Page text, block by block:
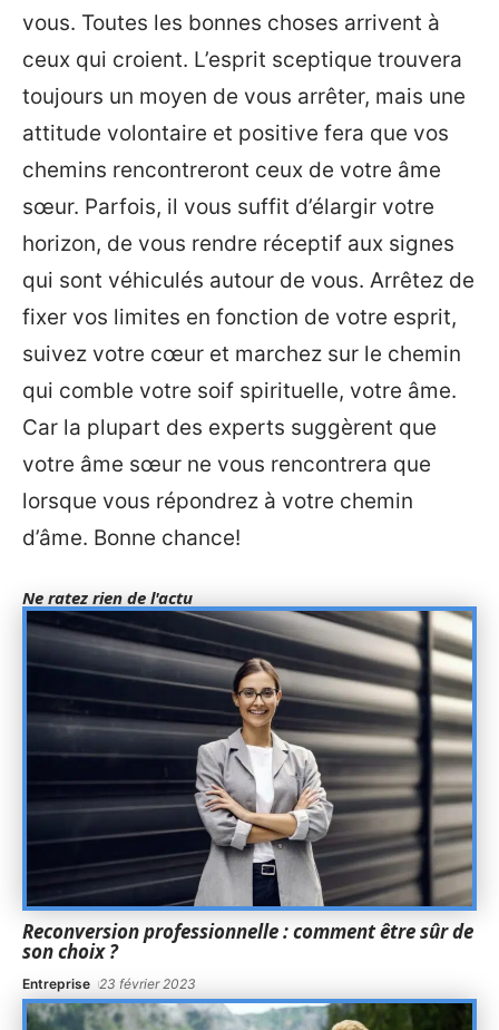
vous. Toutes les bonnes choses arrivent à
ceux qui croient. L’esprit sceptique trouvera
toujours un moyen de vous arrêter, mais une
attitude volontaire et positive fera que vos
chemins rencontreront ceux de votre âme
sœur. Parfois, il vous suffit d’élargir votre
horizon, de vous rendre réceptif aux signes
qui sont véhiculés autour de vous. Arrêtez de
fixer vos limites en fonction de votre esprit,
suivez votre cœur et marchez sur le chemin
qui comble votre soif spirituelle, votre âme.
Car la plupart des experts suggèrent que
votre âme sœur ne vous rencontrera que
lorsque vous répondrez à votre chemin
d’âme. Bonne chance!
Ne ratez rien de l'actu
Reconversion professionnelle : comment être sûr de
son choix ?
Entreprise 23 février 2023